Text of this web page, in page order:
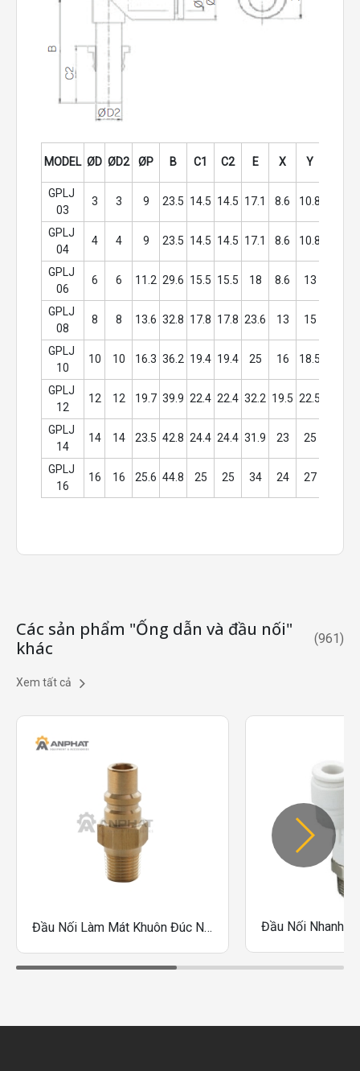
MODEL ØD ØD2 ØP B C1 C2 E X Y
GPLJ
03
3 3 9 23.5 14.5 14.5 17.1 8.6 10.8
GPLJ
04
4 4 9 23.5 14.5 14.5 17.1 8.6 10.8
GPLJ
06
6 6 11.2 29.6 15.5 15.5 18 8.6 13
GPLJ
08
8 8 13.6 32.8 17.8 17.8 23.6 13 15
GPLJ
10
10 10 16.3 36.2 19.4 19.4 25 16 18.5
GPLJ
12
12 12 19.7 39.9 22.4 22.4 32.2 19.5 22.5
GPLJ
14
14 14 23.5 42.8 24.4 24.4 31.9 23 25
GPLJ
16
16 16 25.6 44.8 25 25 34 24 27
Các sản phẩm "Ống dẫn và đầu nối"
khác
(961 )
Xem tất cả
Đầu Nối Làm Mát Khuôn Đúc Nitto Kohki K-01PM, K-02PM, K-03PM